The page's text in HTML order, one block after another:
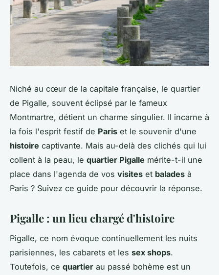
Niché au cœur de la capitale française, le quartier
de Pigalle, souvent éclipsé par le fameux
Montmartre, détient un charme singulier. Il incarne à
la fois l'esprit festif de Paris et le souvenir d'une
histoire captivante. Mais au-delà des clichés qui lui
collent à la peau, le quartier Pigalle mérite-t-il une
place dans l'agenda de vos visites et balades à
Paris ? Suivez ce guide pour découvrir la réponse.
Pigalle : un lieu chargé d'histoire
Pigalle, ce nom évoque continuellement les nuits
parisiennes, les cabarets et les sex shops.
Toutefois, ce quartier au passé bohème est un